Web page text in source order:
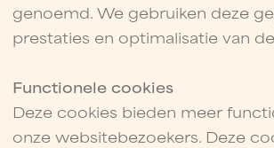
genoemd. We gebruiken deze
prestaties en optimalisatie van
Functionele cookies
Deze cookies bieden meer
onze websitebezoekers. Deze